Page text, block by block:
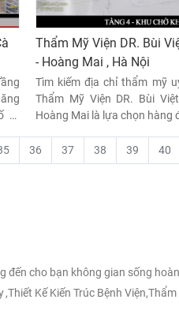
trí
Thẩm Mỹ Viện DR. Bùi
- Hoàng Mai , Hà Nội
Tìm kiếm địa chỉ thẩm mỹ
Thẩm Mỹ Viện DR. Bùi
Hoàng Mai là lựa chọn hàng
triết lý thẩm mỹ tự nhiên.
vụ chất lượng cao ngay hôm
36 37 38 39 40
đến cho bạn không gian sống
,Thiết Kế Kiến Trúc Bệnh Viện,Thẩm